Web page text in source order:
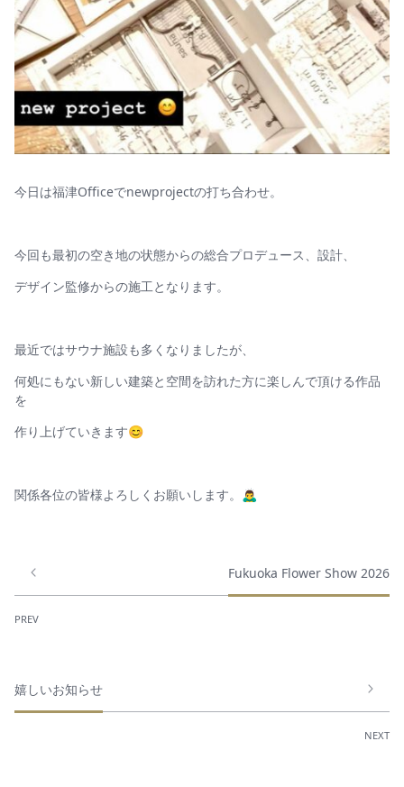
今日は福津Officeでnewprojectの打ち合わせ。
今回も最初の空き地の状態からの総合プロデュース、設計、
デザイン監修からの施工となります。
最近ではサウナ施設も多くなりましたが、
を
作り上げていきます😊
関係各位の皆様よろしくお願いします。🙇‍♂️
Fukuoka Flower Show 2026
PREV
嬉しいお知らせ
NEXT